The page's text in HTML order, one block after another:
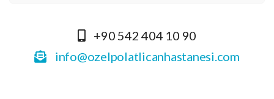
+90 542 404 10 90
info@ozelpolatlicanhastanesi.com